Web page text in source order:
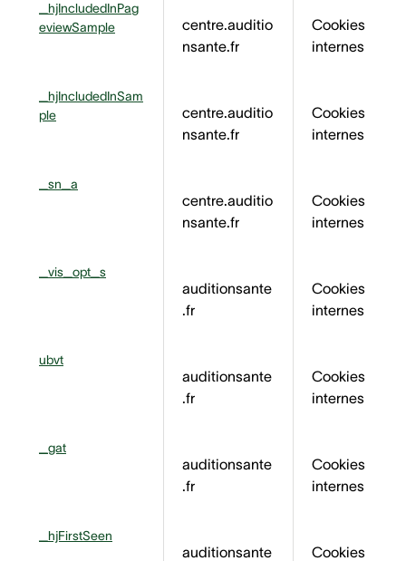
_hjIncludedInPag
eviewSample
centre.auditio
nsante.fr
Cookies
internes
_hjIncludedInSam
ple
centre.auditio
nsante.fr
Cookies
internes
_sn_a
centre.auditio
nsante.fr
Cookies
internes
_vis_opt_s
auditionsante
.fr
Cookies
internes
ubvt
auditionsante
.fr
Cookies
internes
_gat
auditionsante
.fr
Cookies
internes
_hjFirstSeen
auditionsante
Cookies